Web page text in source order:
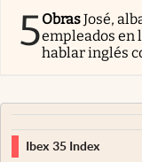
5ObrasJosé,
empleados en
hablar inglés
Ibex 35 Index